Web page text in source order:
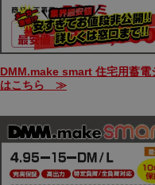
DMM.make smart 住宅用蓄電
はこちら ≫